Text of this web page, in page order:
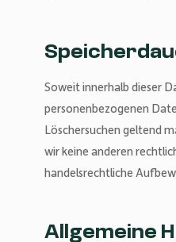
Soweit innerhalb dieser
personenbezogenen
Löschersuchen geltend
wir keine anderen
handelsrechtliche
Allgemeine